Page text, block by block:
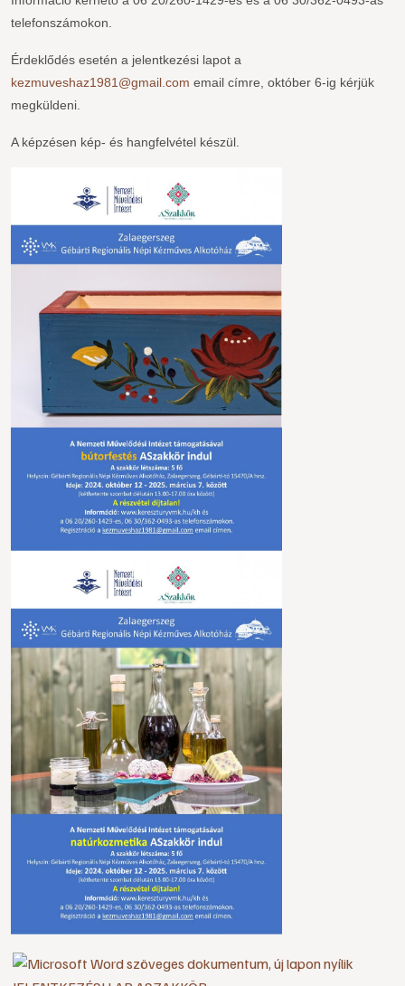
telefonszámokon.
Érdeklődés esetén a jelentkezési lapot a
kezmuveshaz1981@gmail.com email címre, október 6-ig kérjük
megküldeni.
A képzésen kép- és hangfelvétel készül.